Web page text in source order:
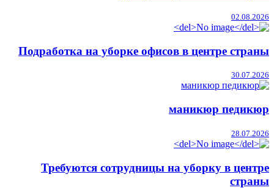
02.08.2026
Подработка на уборке офисов в центре страны
30.07.2026
маникюр педикюр
28.07.2026
Требуются сотрудницы на уборку в центре
страны